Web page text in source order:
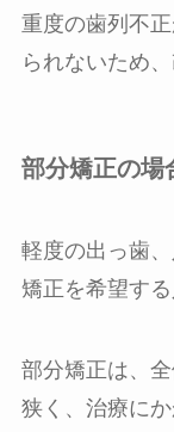
重度の歯列不
られないため
部分矯正の場
軽度の出っ歯
矯正を希望す
部分矯正は、
狭く、治療に